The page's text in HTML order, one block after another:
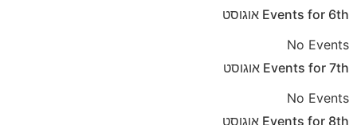
Events for 6th
אוגוסט
No Events
Events for 7th
אוגוסט
No Events
Events for 8th אוגוסט